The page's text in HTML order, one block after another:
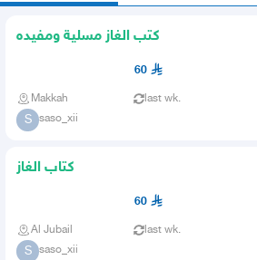
كتب الغاز مسلية ومفيده
60
Makkah last wk.
S saso_xii
كتاب الغاز
60
Al Jubail last wk.
S saso_xii